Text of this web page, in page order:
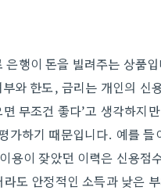
행이 돈을 빌려주는 상품
와 한도, 금리는 개인의 신
무조건 좋다’고 생각하지
가하기 때문입니다. 예를
용이 잦았던 이력은 신용점
도 안정적인 소득과 낮은